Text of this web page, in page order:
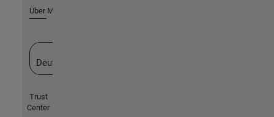
Über MathWorks
Deutschland
Trust
Center